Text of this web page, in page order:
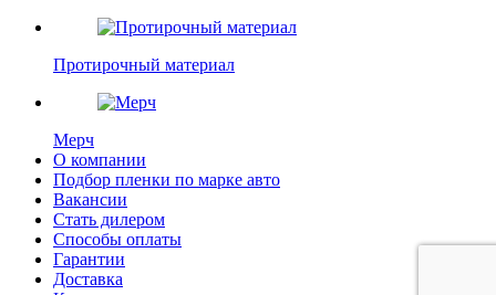
Протирочный материал
Мерч
О компании
Подбор пленки по марке авто
Вакансии
Стать дилером
Способы оплаты
Гарантии
Доставка